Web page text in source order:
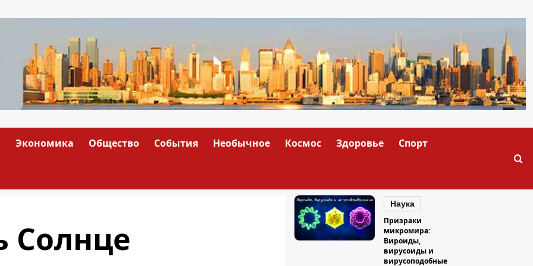
Экономика Общество События Необычное Космос Здоровье Спорт
Солнце
Наука
Призраки
микромира:
Вироиды,
вирусоиды и
вирусоподобные